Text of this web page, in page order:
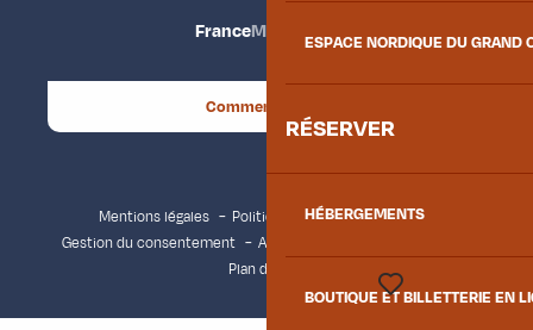
ESPACE NORDIQUE DU GRAND
RÉSERVER
HÉBERGEMENTS
BOUTIQUE ET BILLETTERIE EN
FranceMaurienne
Comment venir ?
Mentions légales
Politique de confidentialité
Gestion du consentement
Accessibilité : non conforme
Plan du site